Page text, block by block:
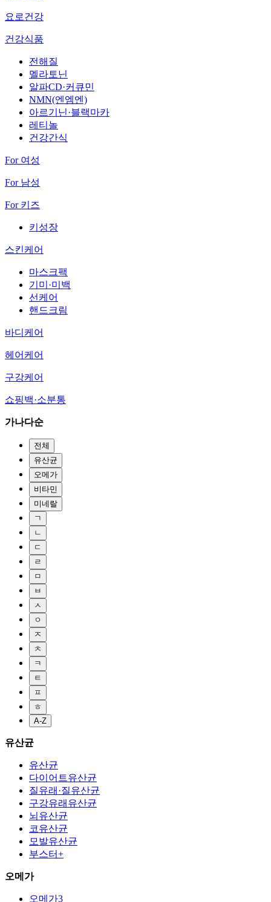
요로건강
건강식품
전해질
멜라토닌
알파CD·커큐민
NMN(엔엠엔)
아르기닌·블랙마카
레티놀
건강간식
For 여성
For 남성
For 키즈
키성장
스킨케어
마스크팩
기미·미백
선케어
핸드크림
바디케어
헤어케어
구강케어
쇼핑백·소분통
가나다순
전체
유산균
오메가
비타민
미네랄
ㄱ
ㄴ
ㄷ
ㄹ
ㅁ
ㅂ
ㅅ
ㅇ
ㅈ
ㅊ
ㅋ
ㅌ
ㅍ
ㅎ
A-Z
유산균
유산균
다이어트유산균
질유래·질유산균
구강유래유산균
뇌유산균
코유산균
모발유산균
부스터+
오메가
오메가3